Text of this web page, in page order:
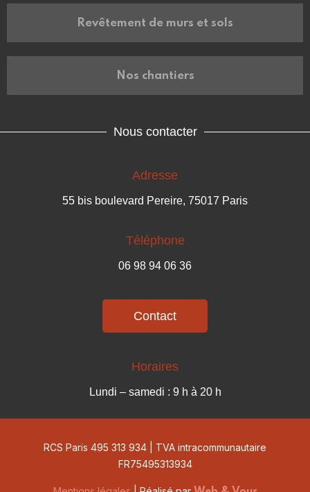
Revêtement de murs et sols
Nos chantiers
Nous contacter
Adresse
55 bis boulevard Pereire, 75017 Paris
Téléphone
06 98 94 06 36
Contact
Horaires
Lundi – samedi : 9 h à 20 h
RCS Paris 495 313 934
TVA intracommunautaire
FR75495313934